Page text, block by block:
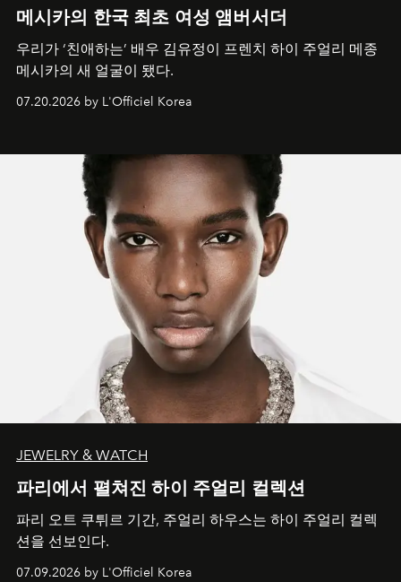
메시카의 한국 최초 여성 앰버서더
우리가 ‘친애하는’ 배우 김유정이 프렌치 하이 주얼리 메종
메시카의 새 얼굴이 됐다.
07.20.2026 by L'Officiel Korea
JEWELRY & WATCH
파리에서 펼쳐진 하이 주얼리 컬렉션
파리 오트 쿠튀르 기간, 주얼리 하우스는 하이 주얼리 컬렉
션을 선보인다.
07.09.2026 by L'Officiel Korea